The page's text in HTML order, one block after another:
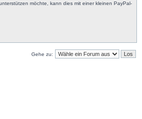
möchte, kann dies mit einer kleinen PayPal-
Gehe zu: